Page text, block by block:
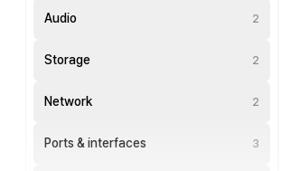
Audio 2
Storage 2
Network 2
Ports & interfaces 3